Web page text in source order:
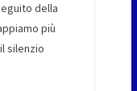
della
più
silenzio